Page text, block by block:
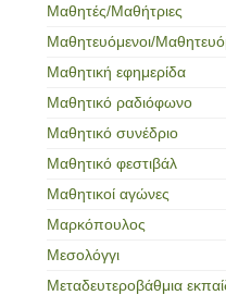
Μαθητές/Μαθήτριες
Μαθητευόμενοι/
Μαθητική εφημερίδα
Μαθητικό ραδιόφωνο
Μαθητικό συνέδριο
Μαθητικό φεστιβάλ
Μαθητικοί αγώνες
Μαρκόπουλος
Μεσολόγγι
Μεταδευτεροβάθμια